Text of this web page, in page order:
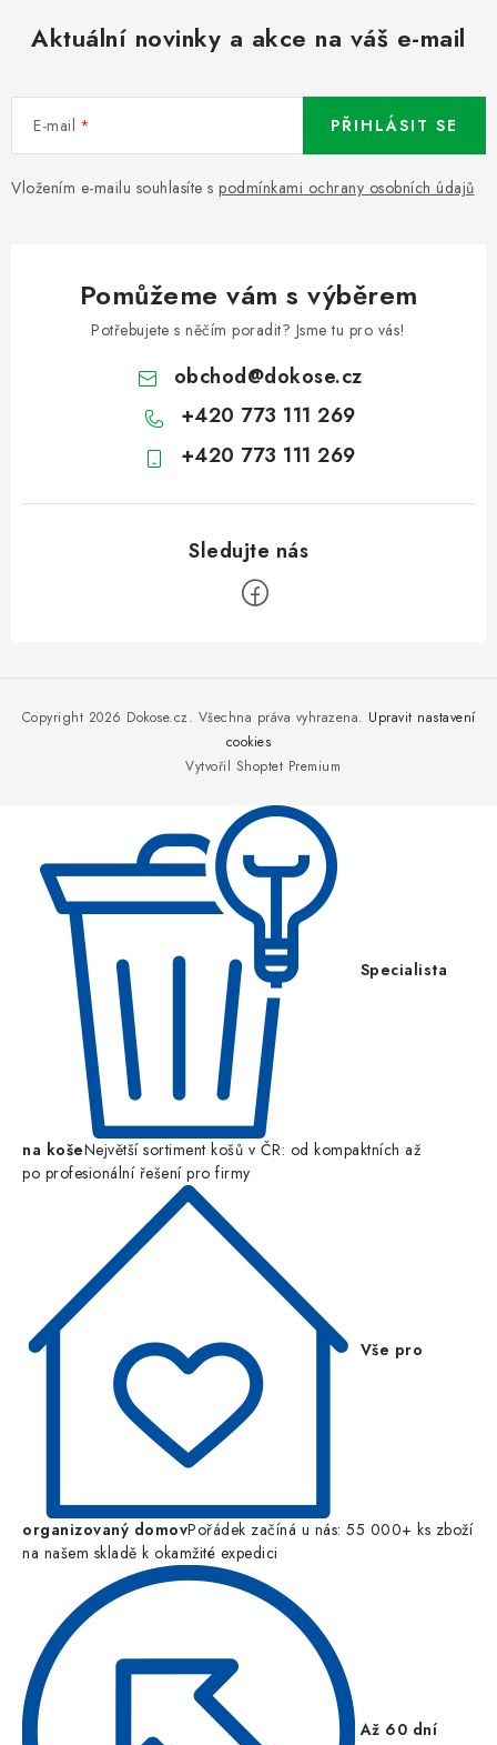
Aktuální novinky a akce na váš e-mail
E-mail
Vložením e-mailu souhlasíte s podmínkami ochrany osobních údajů
PŘIHLÁSIT SE
Pomůžeme vám s výběrem
Potřebujete s něčím poradit? Jsme tu pro vás!
obchod@dokose.cz
+420 773 111 269
+420 773 111 269
Vytvořil Shoptet Premium
Copyright 2026 Dokose.cz. Všechna práva vyhrazena. Upravit nastavení
cookies
Specialista
na košeNejvětší sortiment košů v ČR: od kompaktních až
po profesionální řešení pro firmy
Vše pro
organizovaný domovPořádek začíná u nás: 55 000+ ks zboží
na našem skladě k okamžité expedici
Až 60 dní